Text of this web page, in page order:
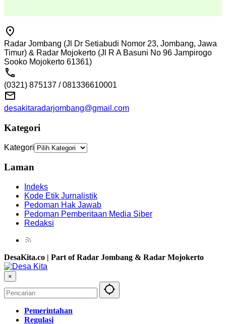
Radar Jombang (Jl Dr Setiabudi Nomor 23, Jombang, Jawa
Timur) & Radar Mojokerto (Jl R A Basuni No 96 Jampirogo
Sooko Mojokerto 61361)
(0321) 875137 / 081336610001
desakitaradarjombang@gmail.com
Kategori
Kategori
Laman
Indeks
Kode Etik Jurnalistik
Pedoman Hak Jawab
Pedoman Pemberitaan Media Siber
Redaksi
DesaKita.co | Part of Radar Jombang & Radar Mojokerto
×
Pemerintahan
Regulasi